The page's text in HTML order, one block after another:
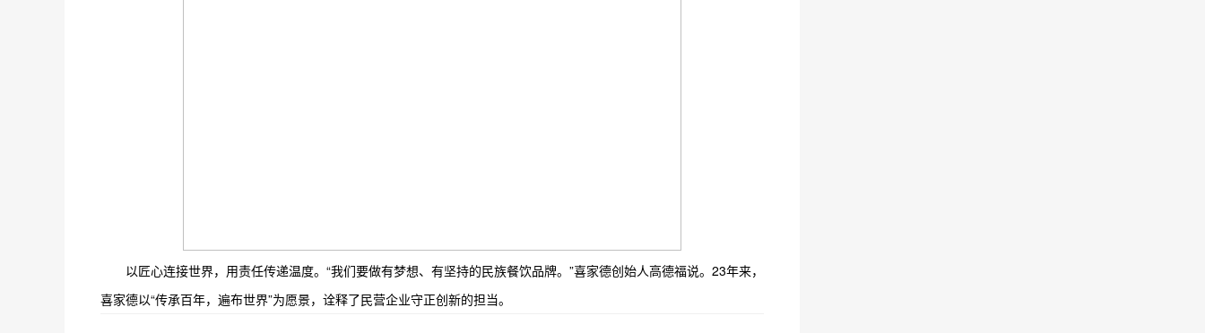
以匠心连接世界，用责任传递温度。“我们要做有梦想、有坚持的民族餐饮品牌。”喜家德创始人高德福说。23年来，
喜家德以“传承百年，遍布世界”为愿景，诠释了民营企业守正创新的担当。